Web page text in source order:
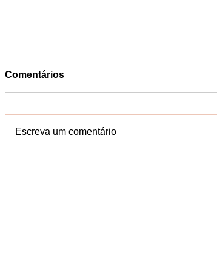
Comentários
Escreva um comentário